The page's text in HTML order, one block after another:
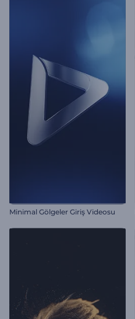
Minimal Gölgeler Giriş Videosu